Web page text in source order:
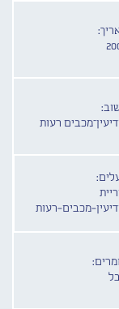
רעות
מכבים-רעות